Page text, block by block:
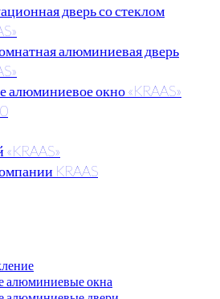
дверь со стеклом
алюминиевая дверь
алюминиевое окно «KRAAS»
«KRAAS»
KRAAS
алюминиевые окна